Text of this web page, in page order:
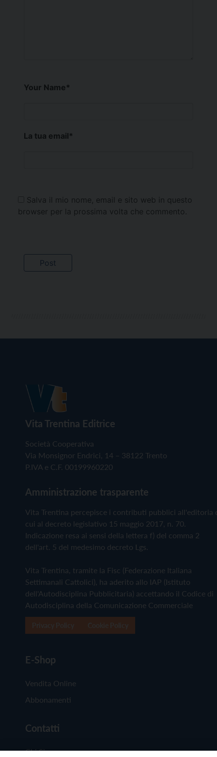
Your Name*
La tua email*
Salva il mio nome, email e sito web in questo
browser per la prossima volta che commento.
Vita Trentina Editrice
Società Cooperativa
Via Monsignor Endrici, 14 – 38122 Trento
P.IVA e C.F. 00199960220
Amministrazione trasparente
Vita Trentina percepisce i contributi pubblici all'editoria
cui al decreto legislativo 15 maggio 2017, n. 70.
Indicazione resa ai sensi della lettera f) del comma 2
dell'art. 5 del medesimo decreto Lgs.
Vita Trentina, tramite la Fisc (Federazione Italiana
Settimanali Cattolici), ha aderito allo IAP (Istituto
dell'Autodisciplina Pubblicitaria) accettando il Codice di
Autodisciplina della Comunicazione Commerciale
E-Shop
Vendita Online
Abbonamenti
Contatti
Chi Siamo